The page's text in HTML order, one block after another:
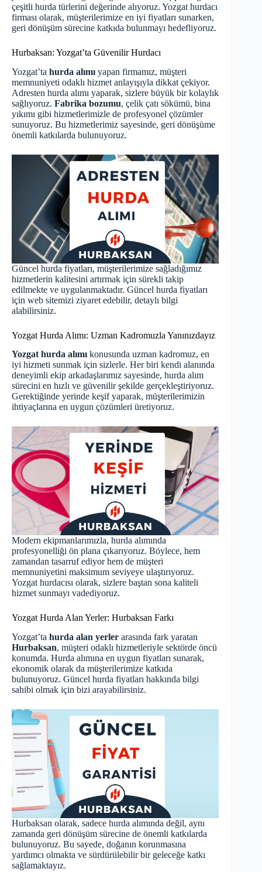
çeşitli hurda türlerini değerinde alıyoruz. Yozgat hurdacı
firması olarak, müşterilerimize en iyi fiyatları sunarken,
geri dönüşüm sürecine katkıda bulunmayı hedefliyoruz.
Hurbaksan: Yozgat’ta Güvenilir Hurdacı
Yozgat’ta hurda alımı yapan firmamız, müşteri
memnuniyeti odaklı hizmet anlayışıyla dikkat çekiyor.
Adresten hurda alımı yaparak, sizlere büyük bir kolaylık
sağlıyoruz. Fabrika bozumu, çelik çatı sökümü, bina
yıkımı gibi hizmetlerimizle de profesyonel çözümler
sunuyoruz. Bu hizmetlerimiz sayesinde, geri dönüşüme
önemli katkılarda bulunuyoruz.
Güncel hurda fiyatları, müşterilerimize sağladığımız
hizmetlerin kalitesini artırmak için sürekli takip
edilmekte ve uygulanmaktadır. Güncel hurda fiyatları
için web sitemizi ziyaret edebilir, detaylı bilgi
alabilirsiniz.
Yozgat Hurda Alımı: Uzman Kadromuzla Yanınızdayız
Yozgat hurda alımı konusunda uzman kadromuz, en
iyi hizmeti sunmak için sizlerle. Her biri kendi alanında
deneyimli ekip arkadaşlarımız sayesinde, hurda alım
sürecini en hızlı ve güvenilir şekilde gerçekleştiriyoruz.
Gerektiğinde yerinde keşif yaparak, müşterilerimizin
ihtiyaçlarına en uygun çözümleri üretiyoruz.
Modern ekipmanlarımızla, hurda alımında
profesyonelliği ön plana çıkarıyoruz. Böylece, hem
zamandan tasarruf ediyor hem de müşteri
memnuniyetini maksimum seviyeye ulaştırıyoruz.
Yozgat hurdacısı olarak, sizlere baştan sona kaliteli
hizmet sunmayı vadediyoruz.
Yozgat Hurda Alan Yerler: Hurbaksan Farkı
Yozgat’ta hurda alan yerler arasında fark yaratan
Hurbaksan, müşteri odaklı hizmetleriyle sektörde öncü
konumda. Hurda alımına en uygun fiyatları sunarak,
ekonomik olarak da müşterilerimize katkıda
bulunuyoruz. Güncel hurda fiyatları hakkında bilgi
sahibi olmak için bizi arayabilirsiniz.
Hurbaksan olarak, sadece hurda alımında değil, aynı
zamanda geri dönüşüm sürecine de önemli katkılarda
bulunuyoruz. Bu sayede, doğanın korunmasına
yardımcı olmakta ve sürdürülebilir bir geleceğe katkı
sağlamaktayız.